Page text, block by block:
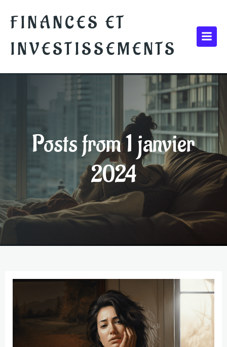
FINANCES ET
INVESTISSEMENTS
Posts from 1 janvier
2024